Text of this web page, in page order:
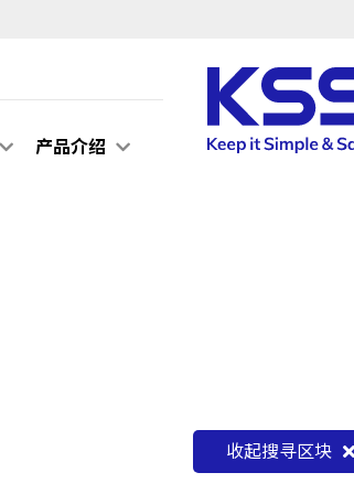
产品介绍
收起搜寻区块